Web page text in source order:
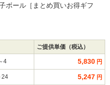
ボール［まとめ買いお得ギフ
ご提供単価（税込）
4 5,830 円
24 5,247 円